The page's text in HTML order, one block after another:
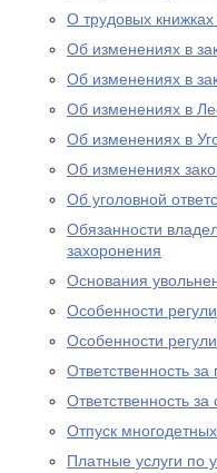
О трудовых книжках
Об изменениях в
Об изменениях в
Об изменениях в
Об изменениях в
Об изменениях
Об уголовной
Обязанности
захоронения
Основания
Особенности
Особенности
Ответственность
Ответственность
Отпуск
Платные услуги по